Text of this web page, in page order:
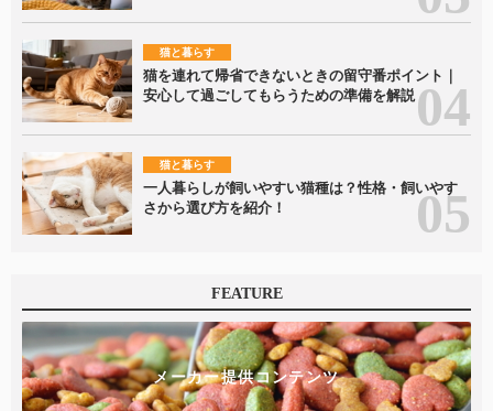
猫と暮らす
猫を連れて帰省できないときの留守番ポイント｜
安心して過ごしてもらうための準備を解説
猫と暮らす
一人暮らしが飼いやすい猫種は？性格・飼いやす
さから選び方を紹介！
FEATURE
メーカー提供コンテンツ